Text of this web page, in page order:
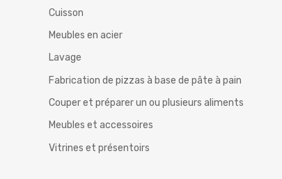
Cuisson
Meubles en acier
Lavage
Fabrication de pizzas à base de pâte à pain
Couper et préparer un ou plusieurs aliments
Meubles et accessoires
Vitrines et présentoirs